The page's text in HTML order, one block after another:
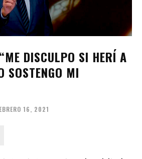
DISCULPO SI HERÍ A
SOSTENGO MI
16, 2021